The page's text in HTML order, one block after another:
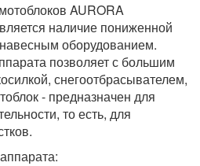
AURORA
наличие пониженной
оборудованием.
позволяет с большим
снегоотбрасывателем,
- предназначен для
то есть, для